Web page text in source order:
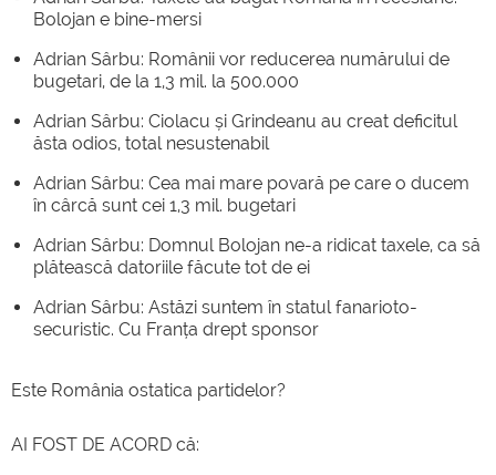
Bolojan e bine-mersi
Adrian Sârbu: Românii vor reducerea numărului de
bugetari, de la 1,3 mil. la 500.000
Adrian Sârbu: Ciolacu și Grindeanu au creat deficitul
ăsta odios, total nesustenabil
Adrian Sârbu: Cea mai mare povară pe care o ducem
în cârcă sunt cei 1,3 mil. bugetari
Adrian Sârbu: Domnul Bolojan ne-a ridicat taxele, ca să
plătească datoriile făcute tot de ei
Adrian Sârbu: Astăzi suntem în statul fanarioto-
securistic. Cu Franța drept sponsor
Este România ostatica partidelor?
AI FOST DE ACORD că: